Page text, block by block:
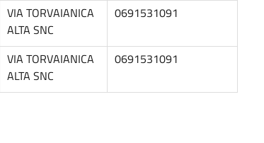
VIA TORVAIANICA
ALTA SNC
0691531091
VIA TORVAIANICA
ALTA SNC
0691531091